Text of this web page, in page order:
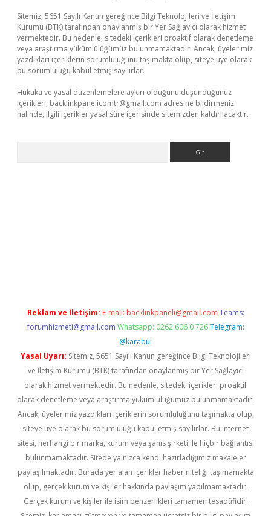
Sitemiz, 5651 Sayılı Kanun gereğince Bilgi Teknolojileri ve İletişim
Kurumu (BTK) tarafından onaylanmış bir Yer Sağlayıcı olarak hizmet
vermektedir. Bu nedenle, sitedeki içerikleri proaktif olarak denetleme
veya araştırma yükümlülüğümüz bulunmamaktadır. Ancak, üyelerimiz
yazdıkları içeriklerin sorumluluğunu taşımakta olup, siteye üye olarak
bu sorumluluğu kabul etmiş sayılırlar.
Hukuka ve yasal düzenlemelere aykırı olduğunu düşündüğünüz
içerikleri, backlinkpanelicomtr@gmail.com adresine bildirmeniz
halinde, ilgili içerikler yasal süre içerisinde sitemizden kaldırılacaktır.
Reklam ve İletişim: E-mail: backlinkpaneli@gmail.com Teams:
forumhizmeti@gmail.com Whatsapp: 0262 606 0 726 Telegram:
@karabul
Yasal Uyarı: Sitemiz, 5651 Sayılı Kanun gereğince Bilgi Teknolojileri
ve İletişim Kurumu (BTK) tarafından onaylanmış bir Yer Sağlayıcı
olarak hizmet vermektedir. Bu nedenle, sitedeki içerikleri proaktif
olarak denetleme veya araştırma yükümlülüğümüz bulunmamaktadır.
Ancak, üyelerimiz yazdıkları içeriklerin sorumluluğunu taşımakta olup,
siteye üye olarak bu sorumluluğu kabul etmiş sayılırlar. Bu internet
sitesi, herhangi bir marka, kurum veya şahıs şirketi ile hiçbir bağlantısı
bulunmamaktadır. Sitede yalnızca kendi hazırladığımız makaleler
paylaşılmaktadır. Burada yer alan içerikler haber niteliği taşımamakta
olup, gerçek kurum ve kişiler hakkında paylaşım yapılmamaktadır.
Gerçek kurum ve kişiler ile isim benzerlikleri tamamen tesadüfidir.